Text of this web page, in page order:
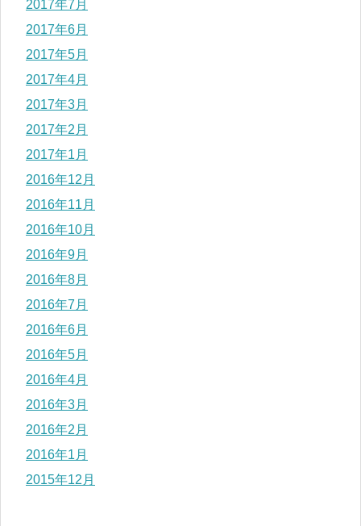
2017年7月
2017年6月
2017年5月
2017年4月
2017年3月
2017年2月
2017年1月
2016年12月
2016年11月
2016年10月
2016年9月
2016年8月
2016年7月
2016年6月
2016年5月
2016年4月
2016年3月
2016年2月
2016年1月
2015年12月